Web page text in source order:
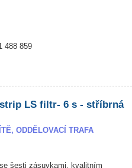
488 859
LS filtr- 6 s - stříbrná
ODDĚLOVACÍ TRAFA
šesti zásuvkami, kvalitním